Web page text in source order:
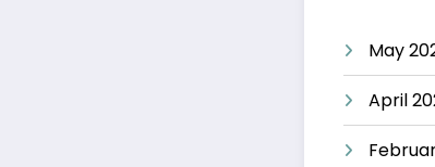
May
April